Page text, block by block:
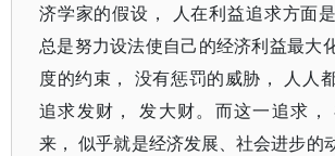
济学家的假设， 人在利益追求方面
总是努力设法使自己的经济利益最大
度的约束， 没有惩罚的威胁， 人人
追求发财， 发大财。而这一追求，
来， 似乎就是经济发展、社会进步的